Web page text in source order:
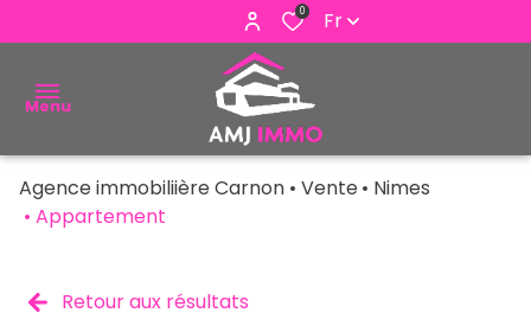
0 Fr
Menu
ACHETER
ESTIMER
Agence immobiliière Carnon Vente
Nimes
Appartement
Retour aux résultats